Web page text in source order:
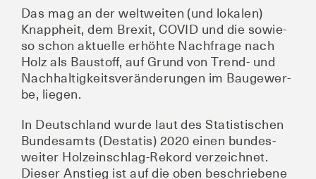
Das mag an der welt­wei­ten (und loka­len)
Knapp­heit, dem Brexit, COVID und die sowie­
so schon aktu­el­le erhöh­te Nach­fra­ge nach
Holz als Bau­stoff, auf Grund von Trend- und
Nach­hal­tig­keits­ver­än­de­run­gen im Bau­ge­wer­
be, liegen.
In Deutsch­land wur­de laut des Sta­tis­ti­schen
Bun­des­amts (Desta­tis) 2020 einen bun­des­
wei­ter Holz­ein­schlag-Rekord ver­zeich­net.
Die­ser Anstieg ist auf die oben beschrie­be­ne